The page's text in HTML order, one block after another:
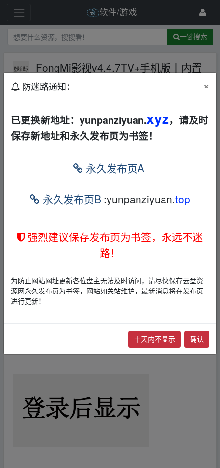
软件/游戏
一键搜索
FongMi影视v4.4.7TV+手机版丨内置
央卫视高码+特色频道丨支持4KHDR
【129M】
99 级 老男孩0812 9月前
设计，完美适配电视遥控器操作，界面简洁
功能，还集成了强大的直播系统，兼容多种
版本为 v4.4.7 官方稳定版，内置最新 EXO 与
IJK 播放内核，支持硬件加速解码，确保4K H
类”播放器，FongMi不自带内容，用户需自行
配置接口地址，即可接入海量影视资源，真
未许可连接
_fr om
防迷路通知： ×
已更换新地址：yunpanziyuan.xyz，请及时
保存新地址和永久发布页为书签！
永久发布页A
永久发布页B :yunpanziyuan.top
强烈建议保存发布页为书签，永远不迷
路！
为防止网站网址更新各位盘主无法及时访问，请尽快保存云盘资
源网永久发布页为书签，网站如关站维护，最新消息将在发布页
进行更新！
十天内不显示 确认